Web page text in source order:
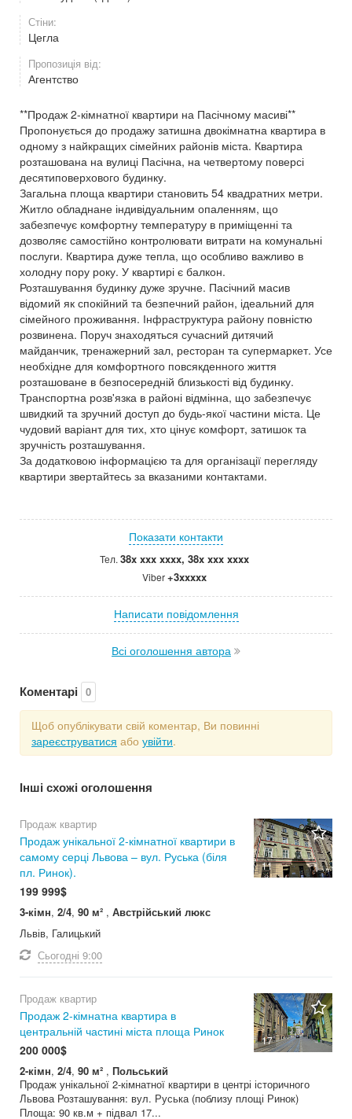
Стіни:
Цегла
Пропозиція від:
Агентство
**Продаж 2-кімнатної квартири на Пасічному масиві**
Пропонується до продажу затишна двокімнатна квартира в
одному з найкращих сімейних районів міста. Квартира
розташована на вулиці Пасічна, на четвертому поверсі
десятиповерхового будинку.
Загальна площа квартири становить 54 квадратних метри.
Житло обладнане індивідуальним опаленням, що
забезпечує комфортну температуру в приміщенні та
дозволяє самостійно контролювати витрати на комунальні
послуги. Квартира дуже тепла, що особливо важливо в
холодну пору року. У квартирі є балкон.
Розташування будинку дуже зручне. Пасічний масив
відомий як спокійний та безпечний район, ідеальний для
сімейного проживання. Інфраструктура району повністю
розвинена. Поруч знаходяться сучасний дитячий
майданчик, тренажерний зал, ресторан та супермаркет. Усе
необхідне для комфортного повсякденного життя
розташоване в безпосередній близькості від будинку.
Транспортна розв'язка в районі відмінна, що забезпечує
швидкий та зручний доступ до будь-якої частини міста. Це
чудовий варіант для тих, хто цінує комфорт, затишок та
зручність розташування.
За додатковою інформацією та для організації перегляду
квартири звертайтесь за вказаними контактами.
Показати контакти
Тел.38x xxx xxxx, 38x xxx xxxx
Viber+3xxxxx
Написати повідомлення
Всі оголошення автора
Коментарі 0
Щоб опублікувати свій коментар, Ви повинні
зареєструватися або увійти.
Інші схожі оголошення
11
Продаж квартир
Продаж унікальної 2-кімнатної квартири в
самому серці Львова – вул. Руська (біля
пл. Ринок).
199 999$
3-кімн, 2/4, 90 м² , Австрійський люкс
Львів, Галицький
Сьогодні 9:00
17
Продаж квартир
Продаж 2-кімнатна квартира в
центральній частині міста площа Ринок
200 000$
2-кімн, 2/4, 90 м² , Польський
Продаж унікальної 2-кімнатної квартири в центрі історичного
Львова Розташування: вул. Руська (поблизу площі Ринок)
Площа: 90 кв.м + підвал 17...